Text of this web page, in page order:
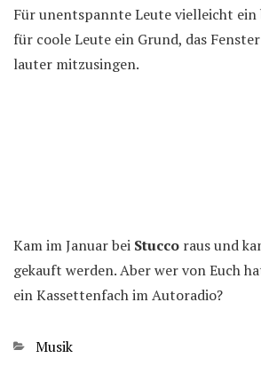
Für unentspannte Leute vielleicht ein
für coole Leute ein Grund, das
lauter mitzusingen.
Kam im Januar bei Stucco raus und
gekauft werden. Aber wer von Euch
ein Kassettenfach im Autoradio?
Kategorien
Musik